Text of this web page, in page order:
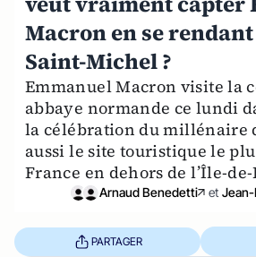
Macron en se
Saint-Michel ?
Emmanuel Macron visite la
abbaye normande ce lundi
la célébration du millénaire
aussi le site touristique le
France en dehors de l’Île-
Arnaud Benedetti et Jean-
PARTAGER